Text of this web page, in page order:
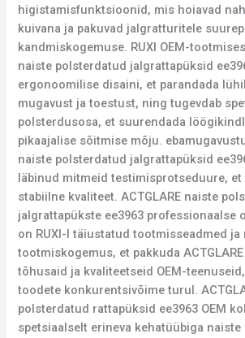
higistamisfunktsioonid, mis hoiavad
kuivana ja pakuvad jalgratturitele
kandmiskogemuse. RUXI OEM-tootmises
naiste polsterdatud jalgrattapüksid
ergonoomilise disaini, et parandada
mugavust ja toestust, ning tugevdab
polsterdusosa, et suurendada
pikaajalise sõitmise mõju.
naiste polsterdatud jalgrattapüksid
läbinud mitmeid testimisprotseduure, et
stabiilne kvaliteet. ACTGLARE naiste
jalgrattapükste ee3963 professionaalse
on RUXI-l täiustatud tootmisseadmed ja
tootmiskogemus, et pakkuda
tõhusaid ja kvaliteetseid OEM-
toodete konkurentsivõime turul.
polsterdatud rattapüksid ee3963 OEM
spetsiaalselt erineva kehatüübiga